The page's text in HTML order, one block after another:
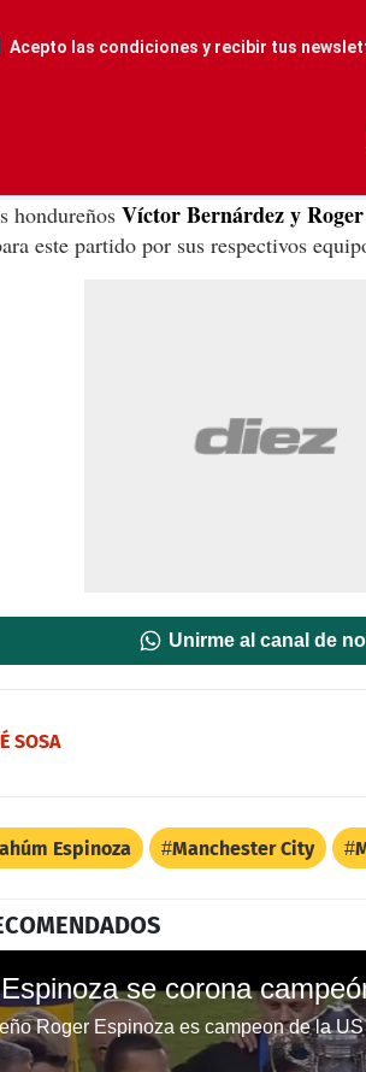
Acepto las condiciones y recibir tus
hondureños Víctor Bernárdez y
este partido por sus respectivos
Unirme al canal de
SOSA
Espinoza Manchester City